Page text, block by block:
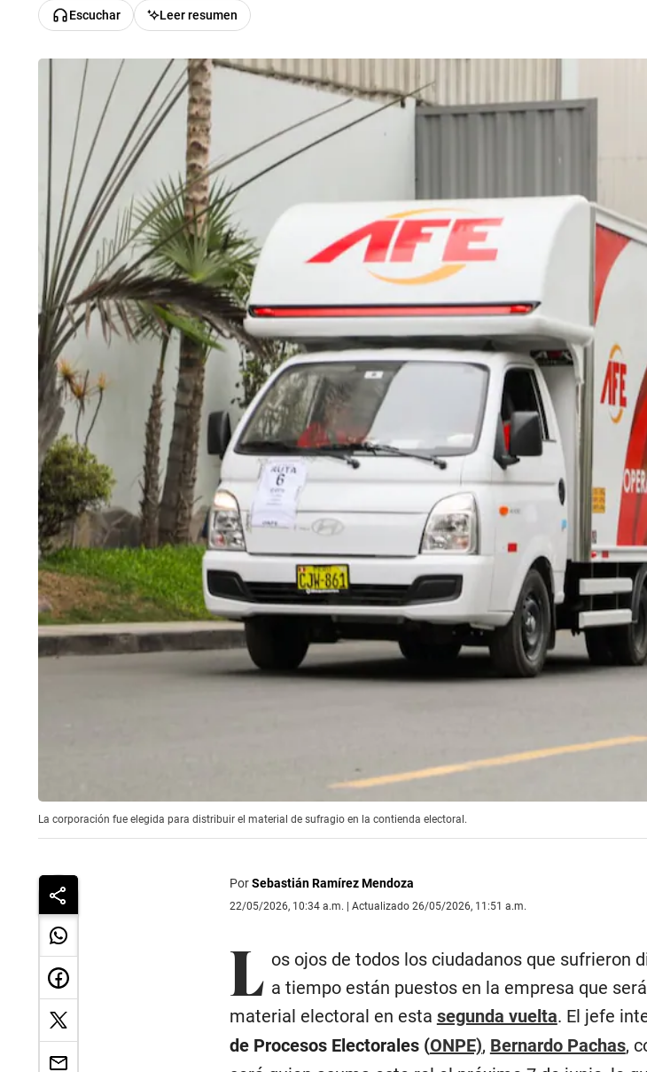
Escuchar Leer resumen
La corporación fue elegida para distribuir el material de sufragio en la contienda electoral.
PorSebastián Ramírez Mendoza
22/05/2026, 10:34 a.m. | Actualizado 26/05/2026, 11:51 a.m.
L os ojos de todos los ciudadanos que sufrieron
a tiempo están puestos en la empresa que
material electoral en esta segunda vuelta. El jefe
de Procesos Electorales (ONPE), Bernardo Pachas,